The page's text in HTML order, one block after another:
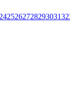
242526272829303132